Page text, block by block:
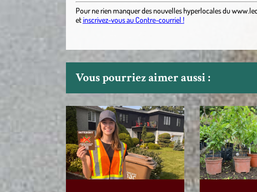
Pour ne rien manquer des nouvelles hyperlocalesdu
etinscrivez-vous au Contre-courriel !
Vous pourriez aimer aussi :